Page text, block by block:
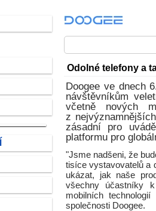
Odolné telefony a
Doogee ve dnech
návštěvníkům
včetně nových
z
zásadní pro
platformu pro
"Jsme nadšeni, že
tisíce vystavovatelů a
ukázat, jak naše
všechny účastníky
mobilních
společnosti Doogee.